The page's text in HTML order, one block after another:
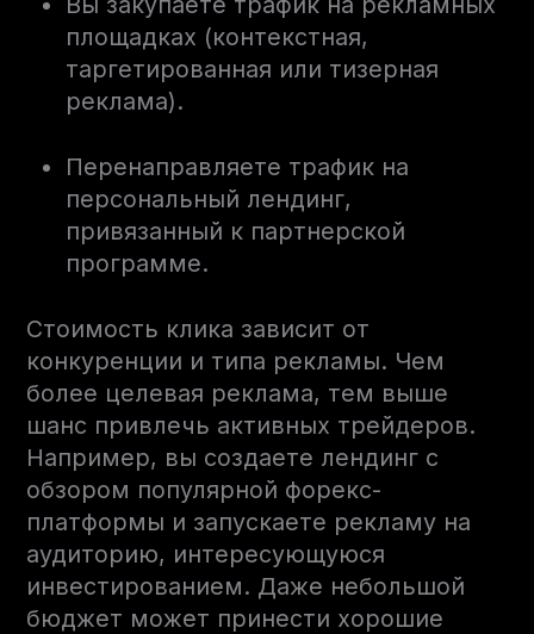
площадках (контекстная,
таргетированная или тизерная
реклама).
Перенаправляете трафик на
персональный лендинг,
привязанный к партнерской
программе.
Стоимость клика зависит от
конкуренции и типа рекламы. Чем
более целевая реклама, тем выше
шанс привлечь активных трейдеров.
Например, вы создаете лендинг с
обзором популярной форекс-
платформы и запускаете рекламу на
аудиторию, интересующуюся
инвестированием. Даже небольшой
бюджет может принести хорошие